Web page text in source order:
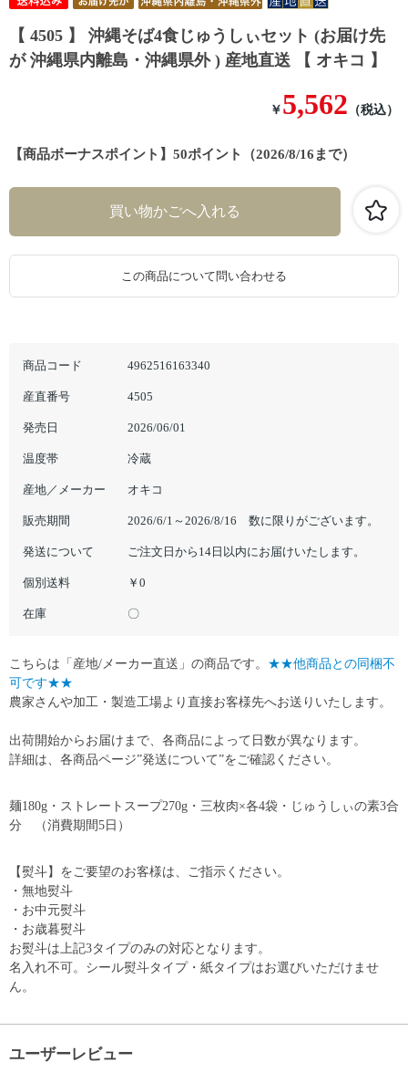
【 4505 】 沖縄そば4食じゅうしぃセット (お届け先
が 沖縄県内離島・沖縄県外 ) 産地直送 【 オキコ 】
【商品ボーナスポイント】50ポイント（2026/8/16まで）
￥ 5,562 （税込）
商品コード 4962516163340
産直番号 4505
発売日 2026/06/01
温度帯 冷蔵
産地／メーカー オキコ
販売期間 2026/6/1～2026/8/16 数に限りがございます。
発送について ご注文日から14日以内にお届けいたします。
個別送料 ￥0
在庫 〇
この商品について問い合わせる
麺180g・ストレートスープ270g・三枚肉×各4袋・じゅうしぃの素3合
分 （消費期間5日）
【熨斗】をご要望のお客様は、ご指示ください。
・無地熨斗
・お中元熨斗
・お歳暮熨斗
お熨斗は上記3タイプのみの対応となります。
名入れ不可。シール熨斗タイプ・紙タイプはお選びいただけませ
ん。
こちらは「産地/メーカー直送」の商品です。 ★★他商品との同梱不
可です★★
農家さんや加工・製造工場より直接お客様先へお送りいたします。
出荷開始からお届けまで、各商品によって日数が異なります。
詳細は、各商品ページ”発送について”をご確認ください。
ユーザーレビュー